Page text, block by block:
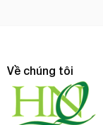
Về chúng tôi